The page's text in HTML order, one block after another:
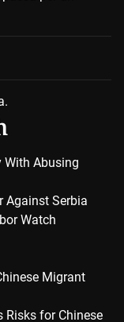
With Abusing
Against Serbia
Watch
Migrant
Risks for Chinese